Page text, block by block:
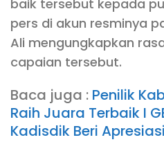
baik tersebut kepada
pers di akun resminya
Ali mengungkapkan
capaian tersebut.
Baca juga : Penilik
Raih Juara Terbaik I
Kadisdik Beri Apresiasi